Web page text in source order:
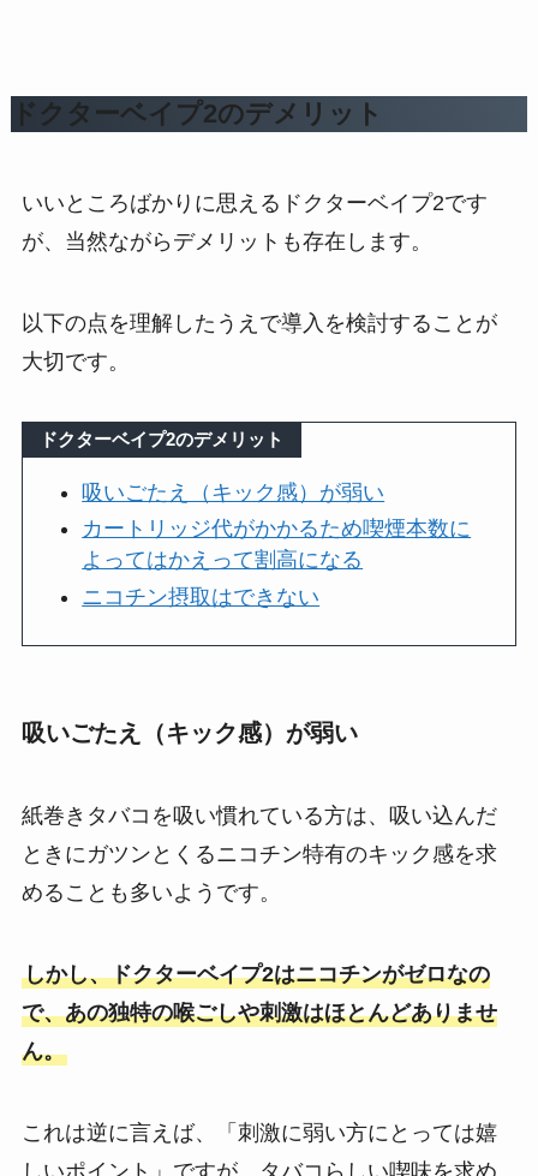
ドクターベイプ2のデメリット
いいところばかりに思えるドクターベイプ2です
が、当然ながらデメリットも存在します。
以下の点を理解したうえで導入を検討することが
大切です。
ドクターベイプ2のデメリット
吸いごたえ（キック感）が弱い
カートリッジ代がかかるため喫煙本数に
よってはかえって割高になる
ニコチン摂取はできない
吸いごたえ（キック感）が弱い
紙巻きタバコを吸い慣れている方は、吸い込んだ
ときにガツンとくるニコチン特有のキック感を求
めることも多いようです。
しかし、ドクターベイプ2はニコチンがゼロなの
で、あの独特の喉ごしや刺激はほとんどありませ
ん。
これは逆に言えば、「刺激に弱い方にとっては嬉
しいポイント」ですが、タバコらしい喫味を求め